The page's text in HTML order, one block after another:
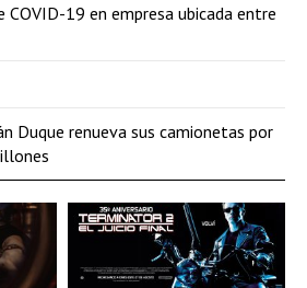
COVID-19 en empresa ubicada entre
Duque renueva sus camionetas por